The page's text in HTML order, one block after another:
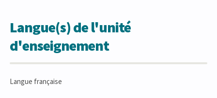
Langue(s) de l'unité
d'enseignement
Langue française